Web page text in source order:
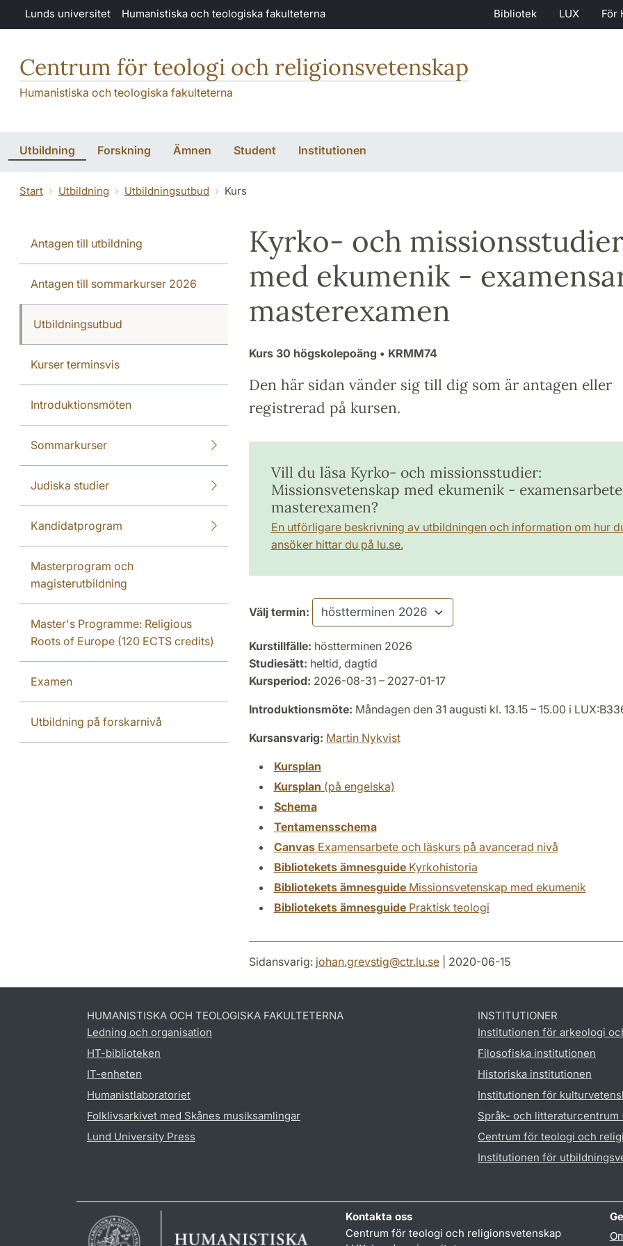
Hoppa till huvudinnehåll
Lunds universitet Humanistiska och teologiska fakulteterna Bibliotek LUX För
Centrum för teologi och religionsvetenskap
Humanistiska och teologiska fakulteterna
Utbildning Forskning Ämnen Student Institutionen
Start Utbildning Utbildningsutbud Kurs
Antagen till utbildning
Antagen till sommarkurser 2026
Utbildningsutbud
Kurser terminsvis
Introduktionsmöten
Sommarkurser
Judiska studier
Kandidatprogram
Masterprogram och
magisterutbildning
Master's Programme: Religious
Roots of Europe (120 ECTS credits)
Examen
Utbildning på forskarnivå
Kyrko- och
med ekumenik -
masterexamen
Kurs 30 högskolepoäng • KRMM74
Den här sidan vänder sig till dig som är antagen eller
registrerad på kursen.
Vill du läsa Kyrko- och missionsstudier:
Missionsvetenskap med ekumenik -
masterexamen?
En utförligare beskrivning av utbildningen och information om hur
ansöker hittar du på lu.se.
Välj termin:
Kurstillfälle: höstterminen 2026
Studiesätt: heltid, dagtid
Kursperiod: 2026-08-31 – 2027-01-17
Introduktionsmöte: Måndagen den 31 augusti kl. 13.15 – 15.00 i
Kursansvarig: Martin Nykvist
Kursplan
Kursplan (på engelska)
Schema
Tentamensschema
CanvasExamensarbete och läskurs på avancerad nivå
Bibliotekets ämnesguideKyrkohistoria
Bibliotekets ämnesguideMissionsvetenskap med ekumenik
Bibliotekets ämnesguidePraktisk teologi
Sidansvarig: johan.grevstig@ctr.lu.se| 2020-06-15
HUMANISTISKA OCH TEOLOGISKA FAKULTETERNA
Ledning och organisation
HT-biblioteken
IT-enheten
Humanistlaboratoriet
Folklivsarkivet med Skånes musiksamlingar
Lund University Press
INSTITUTIONER
Institutionen för arkeologi
Filosofiska institutionen
Historiska institutionen
Institutionen för
Språk- och litteraturcentrum
Centrum för teologi och
Institutionen för
Kontakta oss
Centrum för teologi och religionsvetenskap